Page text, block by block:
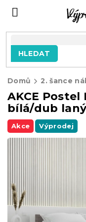
HLEDAT
Domů 2. šance
AKCE Postel
bílá/dub
Akce Výprodej